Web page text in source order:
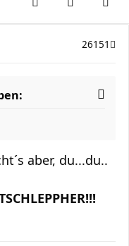
26151
aber, du...du..